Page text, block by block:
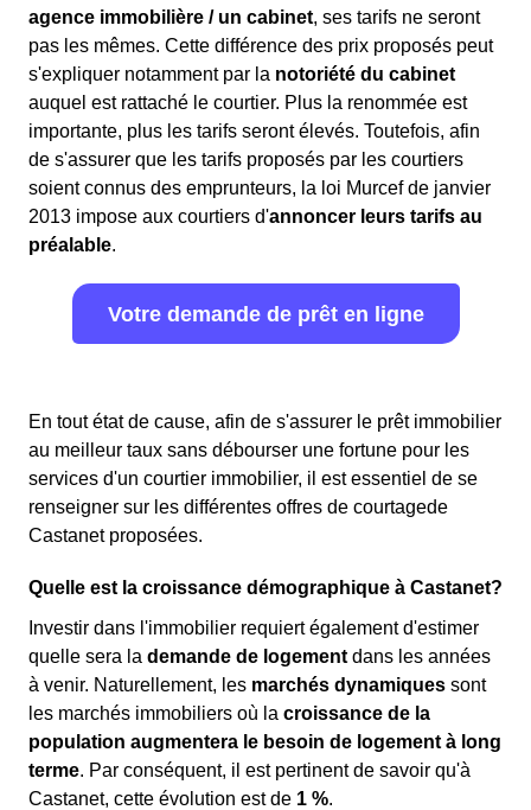
agence immobilière / un cabinet, ses tarifs ne seront
pas les mêmes. Cette différence des prix proposés peut
s'expliquer notamment par la notoriété du cabinet
auquel est rattaché le courtier. Plus la renommée est
importante, plus les tarifs seront élevés. Toutefois, afin
de s'assurer que les tarifs proposés par les courtiers
soient connus des emprunteurs, la loi Murcef de janvier
2013 impose aux courtiers d'annoncer leurs tarifs au
préalable.
Votre demande de prêt en ligne
En tout état de cause, afin de s'assurer le prêt immobilier
au meilleur taux sans débourser une fortune pour les
services d'un courtier immobilier, il est essentiel de se
renseigner sur les différentes offres de courtagede
Castanet proposées.
Quelle est la croissance démographique à Castanet?
Investir dans l'immobilier requiert également d'estimer
quelle sera la demande de logement dans les années
à venir. Naturellement, les marchés dynamiques sont
les marchés immobiliers où la croissance de la
population augmentera le besoin de logement à long
terme. Par conséquent, il est pertinent de savoir qu'à
Castanet, cette évolution est de 1 %.